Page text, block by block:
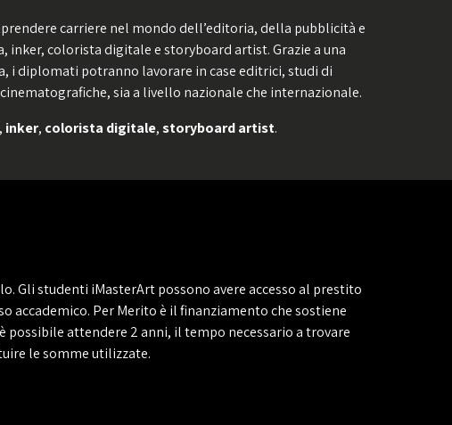
carriere nel mondo dell’editoria, della pubblicità e
colorista digitale e storyboard artist. Grazie a una
i diplomati potranno lavorare in case editrici, studi di
sia a livello nazionale che internazionale.
, inker, colorista digitale,storyboard artist.
Gli studenti iMasterArt possono avere accesso al prestito
accademico. Per Merito è il finanziamento che sostiene
attendere 2 anni, il tempo necessario a trovare
le somme utilizzate.